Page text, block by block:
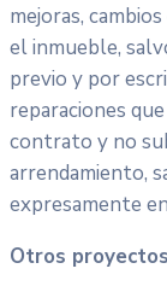
mejoras,
el inmueble,
previo y por
reparaciones
contrato y no
arrendamiento,
expresamente
Otros